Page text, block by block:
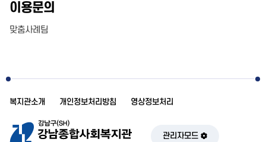
이용문의
맞춤사례팀
복지관소개 개인정보처리방침 영상정보처리
관리자모드